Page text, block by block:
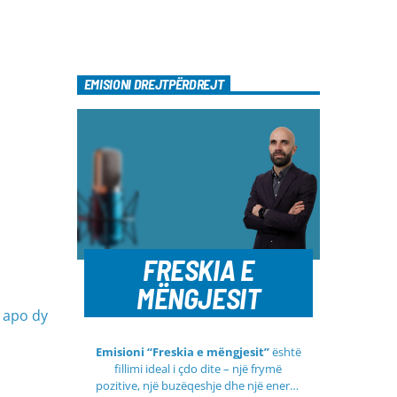
dy
EMISIONI DREJTPËRDREJT
FRESKIA E
MËNGJESIT
Emisioni “Freskia e mëngjesit”është
fillimi ideal i çdo dite – një frymë
pozitive, një buzëqeshje dhe një energji